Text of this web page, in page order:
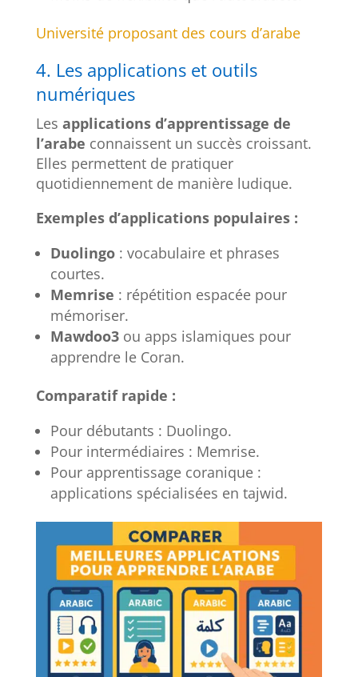
Université proposant des cours d’arabe
4. Les applications et outils
numériques
Les applications d’apprentissage de
l’arabe connaissent un succès croissant.
Elles permettent de pratiquer
quotidiennement de manière ludique.
Exemples d’applications populaires :
Duolingo: vocabulaire et phrases
courtes.
Memrise : répétition espacée pour
mémoriser.
Mawdoo3ou apps islamiques pour
apprendre le Coran.
Comparatif rapide :
Pour débutants : Duolingo.
Pour intermédiaires : Memrise.
Pour apprentissage coranique :
applications spécialisées en tajwid.